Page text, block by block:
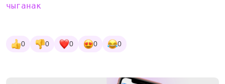
чыганак
0 0 0 0 0